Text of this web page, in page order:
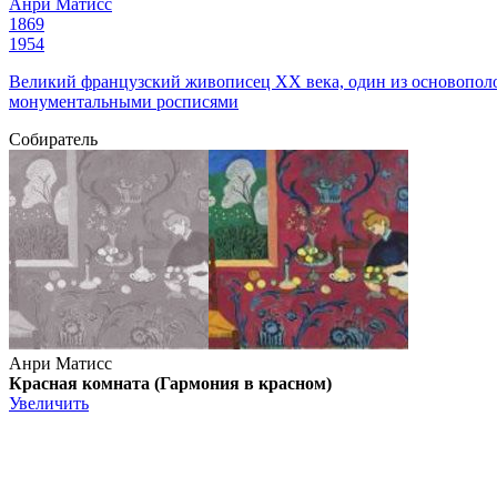
Анри Матисс
1869
1954
Великий французский живописец ХХ века, один из
монументальными росписями
Собиратель
Анри Матисс
Красная комната (Гармония в красном)
Увеличить